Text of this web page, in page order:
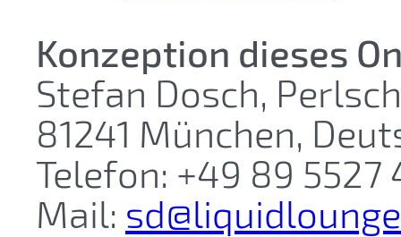
Konzeption dieses
Stefan Dosch,
81241 München,
Telefon: +49 89 5527
Mail: